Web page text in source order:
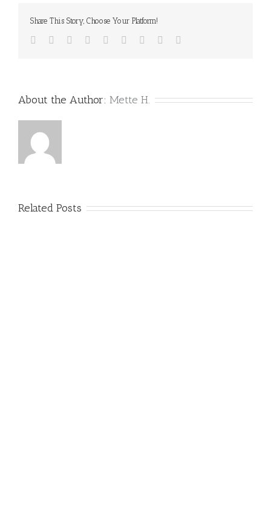
Share This Story, Choose Your Platform!
Facebook
TwitterLinkedin
Reddit TumblrGoogle+Pinterest
About the Author: Mette H.
Related Posts